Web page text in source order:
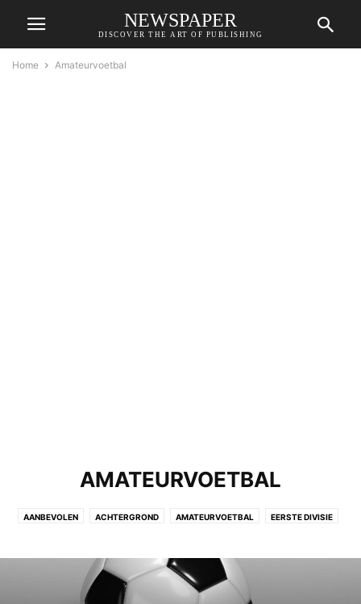
NEWSPAPER
DISCOVER THE ART OF PUBLISHING
Home Amateurvoetbal
AMATEURVOETBAL
AANBEVOLEN ACHTERGROND AMATEURVOETBAL EERSTE DIVISIE
NEDERLANDS ELFTAL NIET GECATEGORISEERD NIEUWS
OPMERKELIJK PAGINA UITGELICHT